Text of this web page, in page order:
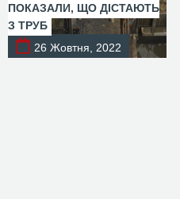
ПОКАЗАЛИ, ЩО ДІСТАЮТЬ
З ТРУБ
26 Жовтня, 2022